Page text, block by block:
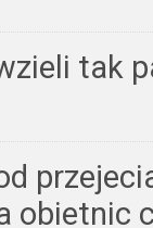
tak
obietnic